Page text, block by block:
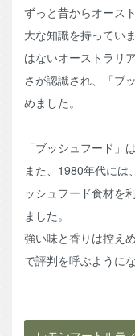
ずっと昔からオース
大な知識を持ってい
はないオーストラリ
さが認識され、「ブ
めました。
「ブッシュフード」
また、1980年代には
ッシュフード食材を
ました。
強い味と香りは控え
で評判を呼ぶように
グループ一覧